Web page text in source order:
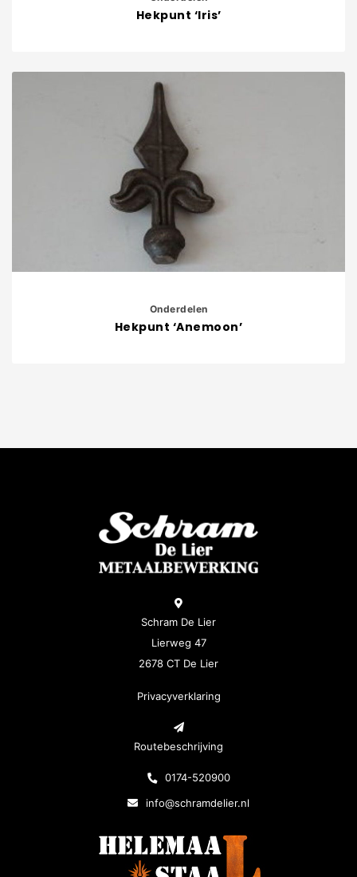
Hekpunt ‘Iris’
Onderdelen
Hekpunt ‘Anemoon’
Schram De Lier
Lierweg 47
2678 CT De Lier
Privacyverklaring
Routebeschrijving
0174-520900
info@schramdelier.nl